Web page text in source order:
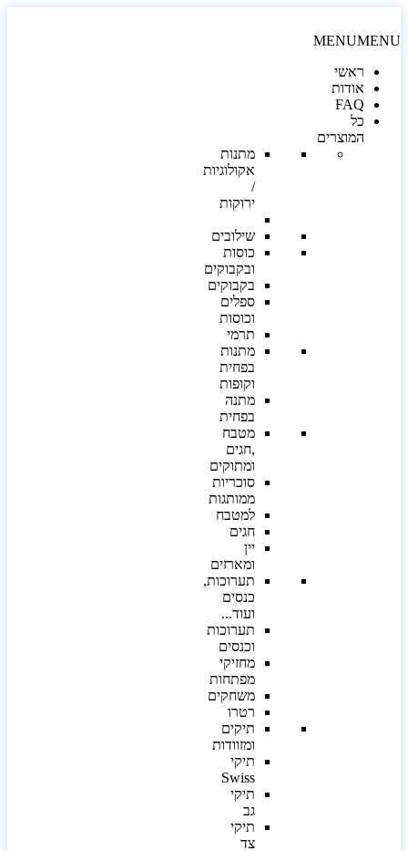
MENU
ראשי
אודות
FAQ
כל
המוצרים
מתנות
אקולוגיות
ירוקות
שילובים
כוסות
ובקבוקים
בקבוקים
ספלים
וכוסות
תרמי
מתנות
בפחית
וקופות
מתנה
בפחית
מטבח
,חגים
ומתוקים
סוכריות
ממותגות
למטבח
חגים
יין
ומארזים
תערוכות,
כנסים
ועוד...
תערוכות
וכנסים
מחזיקי
מפתחות
משחקים
רטרו
תיקים
ומזוודות
תיקי
Swiss
תיקי
תיקי